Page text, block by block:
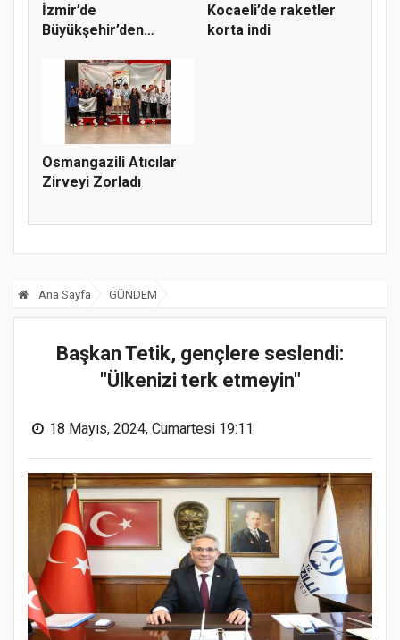
İzmir’de
Büyükşehir’den
deneyim...
Kocaeli’de raketler
korta indi
Osmangazili Atıcılar
Zirveyi Zorladı
Ana Sayfa GÜNDEM
Başkan Tetik, gençlere seslendi:
"Ülkenizi terk etmeyin"
18 Mayıs, 2024, Cumartesi 19:11